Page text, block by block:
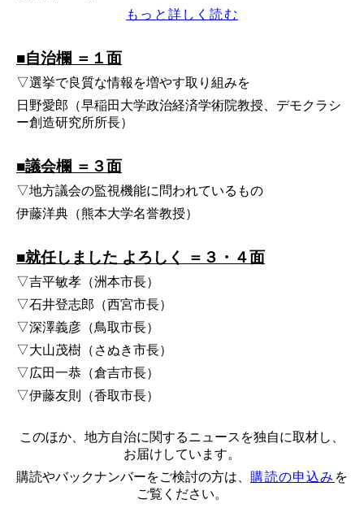
もっと詳しく読む
■自治欄 ＝１面
▽選挙で良質な情報を増やす取り組みを
日野愛郎（早稲田大学政治経済学術院教授、デモクラシ
ー創造研究所所長）
■議会欄 ＝３面
▽地方議会の監視機能に問われているもの
伊藤洋典（熊本大学名誉教授）
■就任しました よろしく ＝３・４面
▽吉平敏孝（洲本市長）
▽石井登志郎（西宮市長）
▽深澤義彦（鳥取市長）
▽大山茂樹（さぬき市長）
▽広田一恭（倉吉市長）
▽伊藤友則（香取市長）
このほか、地方自治に関するニュースを独自に取材し、
お届けしています。
購読やバックナンバーをご検討の方は、 購読の申込み を
ご覧ください。